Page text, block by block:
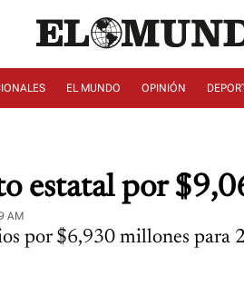
EL MUNDO OPINIÓN
estatal por
AM
por $6,930 millones para